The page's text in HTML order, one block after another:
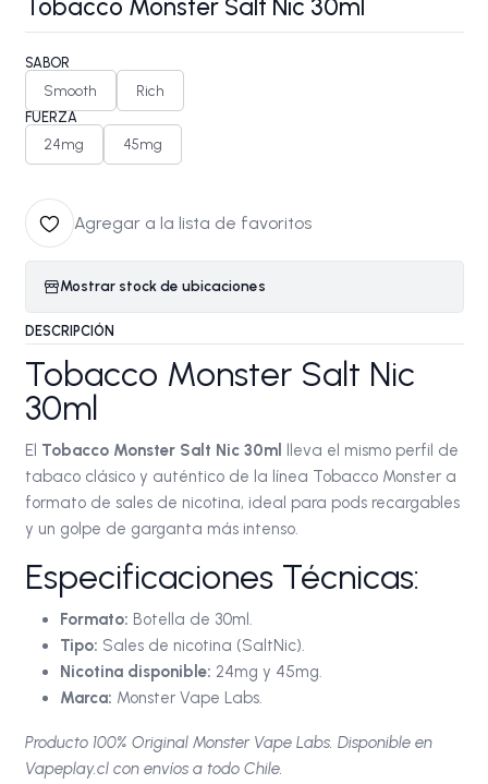
Tobacco Monster Salt Nic 30ml
SABOR
Smooth Rich
FUERZA
24mg 45mg
Agregar a la lista de favoritos
Mostrar stock de ubicaciones
DESCRIPCIÓN
Tobacco Monster Salt Nic
30ml
El Tobacco Monster Salt Nic 30ml lleva el mismo perfil de
tabaco clásico y auténtico de la línea Tobacco Monster a
formato de sales de nicotina, ideal para pods recargables
y un golpe de garganta más intenso.
Especificaciones Técnicas:
Formato: Botella de 30ml.
Tipo: Sales de nicotina (SaltNic).
Nicotina disponible: 24mg y 45mg.
Marca: Monster Vape Labs.
Producto 100% Original Monster Vape Labs. Disponible en
Vapeplay.cl con envíos a todo Chile.